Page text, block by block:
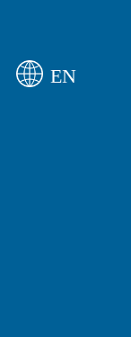
EN